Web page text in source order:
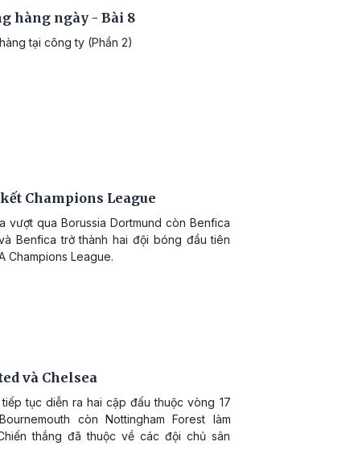
hàng ngày - Bài 8
tại công ty (Phần 2)
Champions League
vượt qua Borussia Dortmund còn Benfica
Benfica trở thành hai đội bóng đầu tiên
Champions League.
và Chelsea
tục diễn ra hai cặp đấu thuộc vòng 17
còn Nottingham Forest làm
thắng đã thuộc về các đội chủ sân